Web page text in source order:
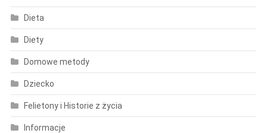
Dieta
Diety
Domowe metody
Dziecko
Felietony i Historie z życia
Informacje